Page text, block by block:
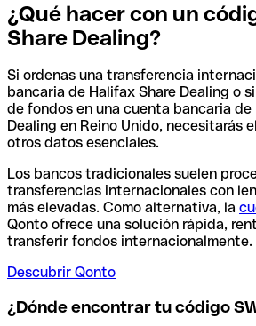
¿Qué hacer con un
Share Dealing?
Si ordenas una transferencia
bancaria de Halifax Share Dealing o
de fondos en una cuenta bancaria de
Dealing en Reino Unido, necesitarás
otros datos esenciales.
Los bancos tradicionales suelen
transferencias internacionales con
más elevadas. Como alternativa, la
Qonto ofrece una solución rápida,
transferir fondos internacionalmente.
Descubrir Qonto
¿Dónde encontrar tu código